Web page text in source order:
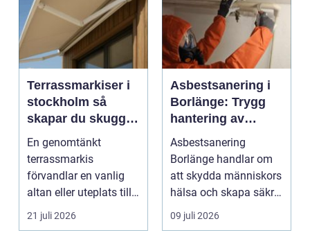
Terrassmarkiser i
stockholm så
skapar du skugga,
stil och komfort på
uteplatsen
En genomtänkt
terrassmarkis
förvandlar en vanlig
altan eller uteplats till
ett extra rum under
somma...
21 juli 2026
Asbestsanering i
Borlänge: Trygg
hantering av
farliga fibrer
Asbestsanering
Borlänge handlar om
att skydda människors
hälsa och skapa säkra
m...
09 juli 2026